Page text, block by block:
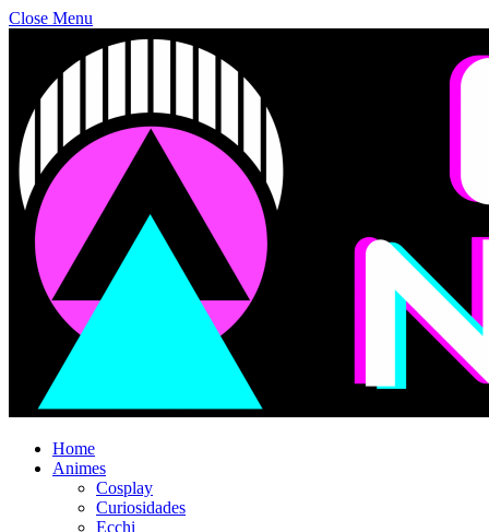
Close Menu
Home
Animes
Cosplay
Curiosidades
Ecchi